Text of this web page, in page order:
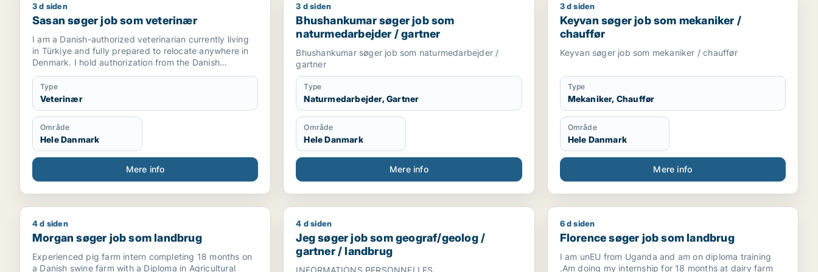
Sasan søger job som veterinær
3 d siden
Sasan søger job som veterinær
I am a Danish-authorized veterinarian currently living
in Türkiye and fully prepared to relocate anywhere in
Denmark. I hold authorization from the Danish
Veterinary and Food Administration
(Fødevarestyrelsen) and am seeking a long-term
position in a small animal or equine practice. During my
education and clinical training, I gained hands-on
experience in both small animal and equine medicine. I
am highly motivated, eager to learn, and committed to
providing high-quality veterinary care. As I currently
reside outside Denmark, I would require an
employment offer to apply for a Danish work and
residence permit through the Fast-track Scheme. I
Type
Veterinær
Område
Hele Danmark
Mere info
Bhushankumar søger job som naturmedarbejder / gartner
3 d siden
Bhushankumar søger job som
naturmedarbejder / gartner
Bhushankumar søger job som naturmedarbejder /
gartner
Type
Naturmedarbejder, Gartner
Område
Hele Danmark
Mere info
Keyvan søger job som mekaniker / chauffør
3 d siden
Keyvan søger job som mekaniker /
chauffør
Keyvan søger job som mekaniker / chauffør
Type
Mekaniker, Chauffør
Område
Hele Danmark
Mere info
Morgan søger job som landbrug
4 d siden
Morgan søger job som landbrug
Experienced pig farm intern completing 18 months on
a Danish swine farm with a Diploma in Agricultural
Jeg søger job som geograf/geolog / gartner / landbrug
4 d siden
Jeg søger job som geograf/geolog /
gartner / landbrug
INFORMATIONS PERSONNELLES
Florence søger job som landbrug
6 d siden
Florence søger job som landbrug
I am unEU from Uganda and am on diploma training
.Am doing my internship for 18 months at dairy farm